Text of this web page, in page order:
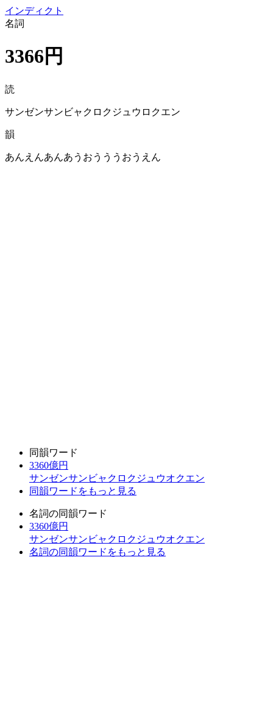
インディクト
名詞
3366円
読
サンゼンサンビャクロクジュウロクエン
韻
あんえんあんあうおうううおうえん
同韻ワード
3360億円
サンゼンサンビャクロクジュウオクエン
同韻ワードをもっと見る
名詞の同韻ワード
3360億円
サンゼンサンビャクロクジュウオクエン
名詞の同韻ワードをもっと見る